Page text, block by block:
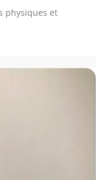
physiques et